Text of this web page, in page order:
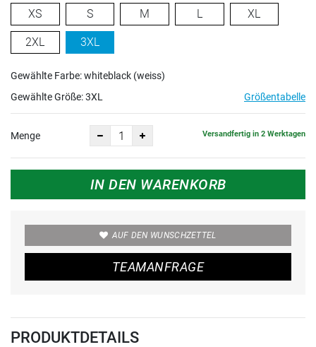
XS S M L XL
2XL 3XL
Gewählte Farbe: whiteblack (weiss)
Gewählte Größe:3XL Größentabelle
Menge Versandfertig in 2 Werktagen
IN DEN WARENKORB
AUF DEN WUNSCHZETTEL
TEAMANFRAGE
PRODUKTDETAILS